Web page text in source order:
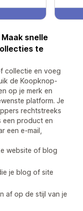
snelle
te
collectie en voeg
de Koopknop-
op je merk en
platform. Je
rechtstreeks
een product en
een e-mail,
website of blog
je blog of site
af op de stijl van je